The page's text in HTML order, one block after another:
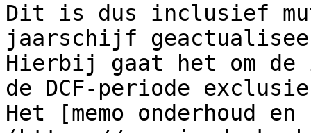
Dit is dus inclusief
jaarschijf
Hierbij gaat het om de
de DCF-periode
Het [memo onderhoud